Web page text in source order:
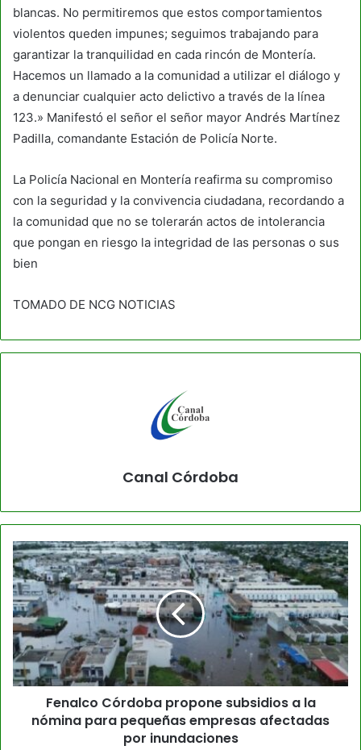
blancas. No permitiremos que estos comportamientos
violentos queden impunes; seguimos trabajando para
garantizar la tranquilidad en cada rincón de Montería.
Hacemos un llamado a la comunidad a utilizar el diálogo y
a denunciar cualquier acto delictivo a través de la línea
123.» Manifestó el señor el señor mayor Andrés Martínez
Padilla, comandante Estación de Policía Norte.
La Policía Nacional en Montería reafirma su compromiso
con la seguridad y la convivencia ciudadana, recordando a
la comunidad que no se tolerarán actos de intolerancia
que pongan en riesgo la integridad de las personas o sus
bien
TOMADO DE NCG NOTICIAS
Canal Córdoba
Fenalco Córdoba propone subsidios a la
nómina para pequeñas empresas afectadas
por inundaciones